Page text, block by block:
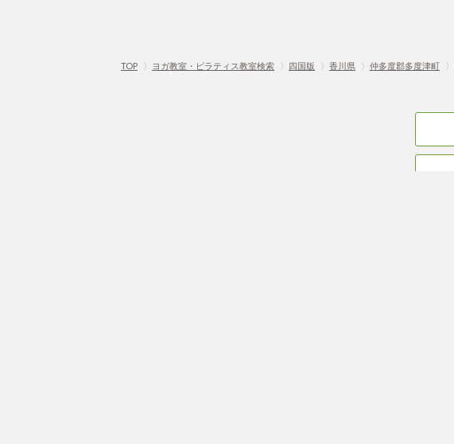
TOP 〉 ヨガ教室・ピラティス教室検索 〉 四国版 〉 香川県 〉 仲多度郡多度津町 〉